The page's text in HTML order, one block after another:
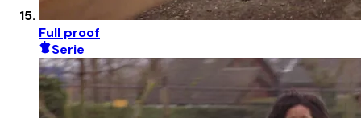
Full proof
Serie